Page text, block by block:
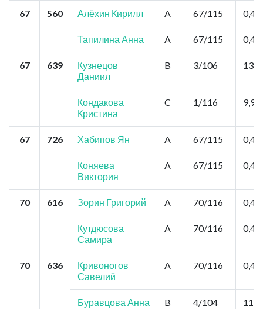
67 560 Алёхин Кирилл A 67/115 0,44
Тапилина Анна A 67/115 0,44
67 639
Кузнецов
Даниил
B 3/106 13,2
Кондакова
Кристина
C 1/116 9,9
67 726 Хабипов Ян A 67/115 0,44
Коняева
Виктория
A 67/115 0,44
70 616 Зорин Григорий A 70/116 0,44
Кутдюсова
Самира
A 70/116 0,44
70 636
Кривоногов
Савелий
A 70/116 0,44
Буравцова Анна B 4/104 11,0